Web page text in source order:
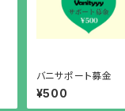
バニサポート募金
¥500